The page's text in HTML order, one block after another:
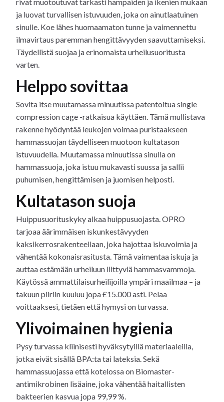
rivat muotoutuvat tarkasti hampaiden ja ikenien mukaan
ja luovat turvallisen istuvuuden, joka on ainutlaatuinen
sinulle. Koe lähes huomaamaton tunne ja vaimennettu
ilmavirtaus paremman hengittävyyden saavuttamiseksi.
Täydellistä suojaa ja erinomaista urheilusuoritusta
varten.
Helppo sovittaa
Sovita itse muutamassa minuutissa patentoitua single
compression cage -ratkaisua käyttäen. Tämä mullistava
rakenne hyödyntää leukojen voimaa puristaakseen
hammassuojan täydelliseen muotoon kultatason
istuvuudella. Muutamassa minuutissa sinulla on
hammassuoja, joka istuu mukavasti suussa ja sallii
puhumisen, hengittämisen ja juomisen helposti.
Kultatason suoja
Huippusuorituskyky alkaa huippusuojasta. OPRO
tarjoaa äärimmäisen iskunkestävyyden
kaksikerrosrakenteellaan, joka hajottaa iskuvoimia ja
vähentää kokonaisrasitusta. Tämä vaimentaa iskuja ja
auttaa estämään urheiluun liittyviä hammasvammoja.
Käytössä ammattilaisurheilijoilla ympäri maailmaa – ja
takuun piiriin kuuluu jopa £15.000 asti. Pelaa
voittaaksesi, tietäen että hymysi on turvassa.
Ylivoimainen hygienia
Pysy turvassa kliinisesti hyväksytyillä materiaaleilla,
jotka eivät sisällä BPA:ta tai lateksia. Sekä
hammassuojassa että kotelossa on Biomaster-
antimikrobinen lisäaine, joka vähentää haitallisten
bakteerien kasvua jopa 99,99 %.